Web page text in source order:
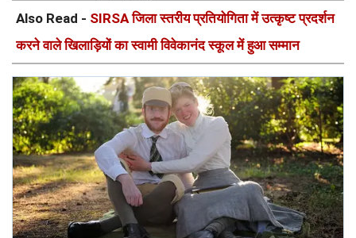
Also Read - SIRSA जिला स्तरीय प्रतियोगिता में उत्कृष्ट प्रदर्शन
करने वाले खिलाड़ियों का स्वामी विवेकानंद स्कूल में हुआ सम्मान